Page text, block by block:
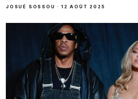
JOSUÉ SOSSOU ·12 AOÛT 2025